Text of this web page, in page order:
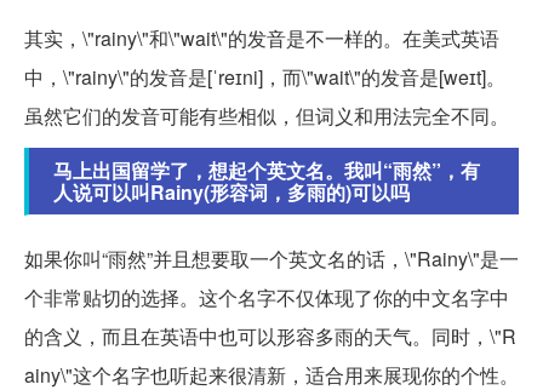
其实，\"rainy\"和\"wait\"的发音是不一样的。在美式英语
中，\"rainy\"的发音是[ˈreɪni]，而\"wait\"的发音是[weɪt]。
虽然它们的发音可能有些相似，但词义和用法完全不同。
马上出国留学了，想起个英文名。我叫“雨然”，有
人说可以叫Rainy(形容词，多雨的)可以吗
如果你叫“雨然”并且想要取一个英文名的话，\"Rainy\"是一
个非常贴切的选择。这个名字不仅体现了你的中文名字中
的含义，而且在英语中也可以形容多雨的天气。同时，\"R
ainy\"这个名字也听起来很清新，适合用来展现你的个性。